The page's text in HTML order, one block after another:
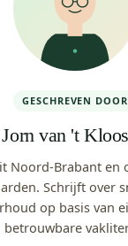
GESCHREVEN DOOR
Jorn van 't
Noord-Brabant en
Schrijft over
op basis van
betrouwbare